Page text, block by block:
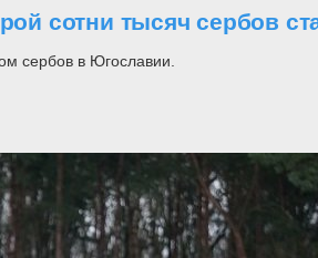
сотни тысяч сербов
сербов в Югославии.